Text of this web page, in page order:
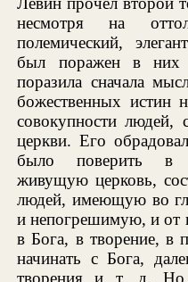
несмотря на
полемический,
был поражен в них
поразила сначала
божественных истин
совокупности
церкви. Его
было поверить в
живущую церковь,
людей, имеющую во
и непогрешимую, и от
в Бога, в творение, в
начинать с Бога,
творения и т. д.